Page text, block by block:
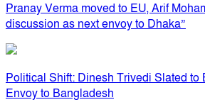
Pranay Verma moved to EU, Arif
discussion as next envoy to Dhaka”
Political Shift: Dinesh Trivedi Slated to
Envoy to Bangladesh